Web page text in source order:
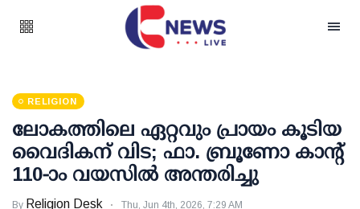
RELIGION
ലോകത്തിലെ ഏറ്റവും പ്രായം കൂടിയ
വൈദികന് വിട; ഫാ. ബ്രൂണോ കാന്റ്
110-ാം വയസിൽ അന്തരിച്ചു
By Religion Desk Thu, Jun 4th, 2026, 7:29 AM